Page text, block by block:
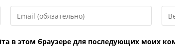
Введите
свой
URL
в этом браузере для последующих моих